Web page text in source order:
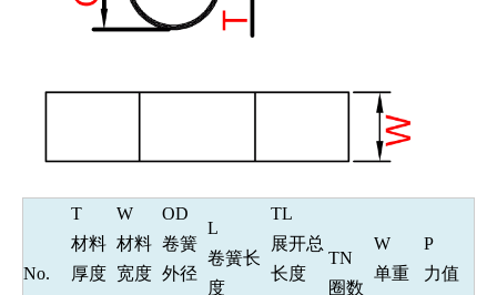
No.
T
材料
厚度
W
材料
宽度
OD
卷簧
外径
L
卷簧长
度
TL
展开总
长度
TN
圈数
W
单重
P
力值